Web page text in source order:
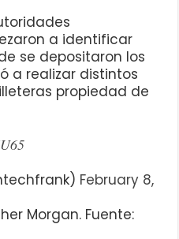
a identificar
se depositaron los
a realizar distintos
propiedad de
February 8,
Morgan. Fuente: